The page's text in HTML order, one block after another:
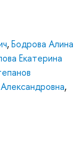
,Бодрова Алина
Екатерина
,